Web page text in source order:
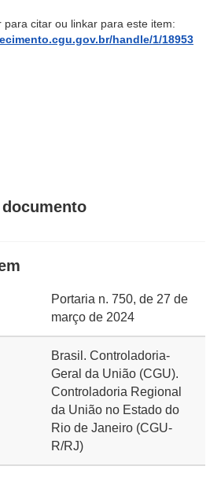
para citar ou linkar para este item:
handle/1/18953
Portaria n. 750, de 27 de
março de 2024
Brasil. Controladoria-
Geral da União (CGU).
Controladoria Regional
da União no Estado do
Rio de Janeiro (CGU-
R/RJ)